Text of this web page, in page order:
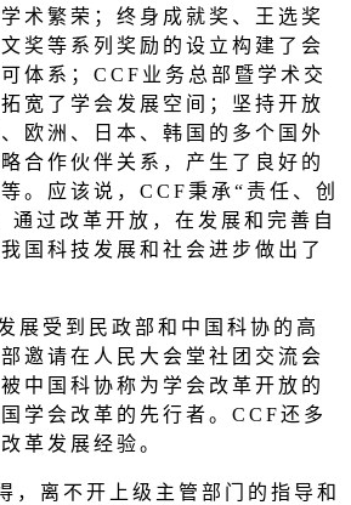
术繁荣；终身成就奖、王选奖
奖等系列奖励的设立构建了会
体系； CCF 业务总部暨学术交
宽了学会发展空间；坚持开放
欧洲、日本、韩国的多个国外
合作伙伴关系，产生了良好的
。应该说， CCF秉承 “ 责任、创
通过改革开放，在发展和完善自
国科技发展和社会进步做出了
展受到民政部和中国科协的高
邀请在人民大会堂社团交流会
中国科协称为学会改革开放的
学会改革的先行者。 CCF还多
革发展经验。
，离不开上级主管部门的指导和